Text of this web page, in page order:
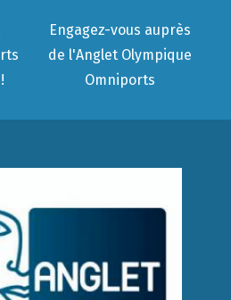
Engagez-vous auprès
de l'Anglet Olympique
Omniports